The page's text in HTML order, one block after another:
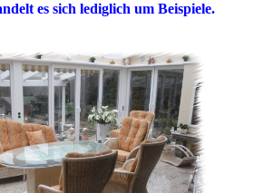
es sich lediglich um Beispiele.